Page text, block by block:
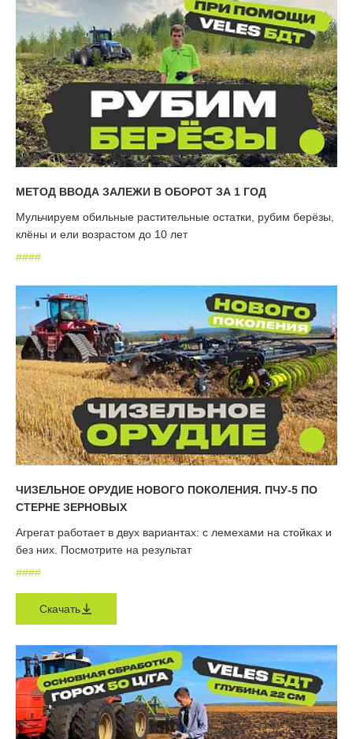
МЕТОД ВВОДА ЗАЛЕЖИ В ОБОРОТ ЗА 1 ГОД
Мульчируем обильные растительные остатки, рубим берёзы,
клёны и ели возрастом до 10 лет
####
ЧИЗЕЛЬНОЕ ОРУДИЕ НОВОГО ПОКОЛЕНИЯ. ПЧУ-5 ПО
СТЕРНЕ ЗЕРНОВЫХ
Агрегат работает в двух вариантах: с лемехами на стойках и
без них. Посмотрите на результат
####
Скачать